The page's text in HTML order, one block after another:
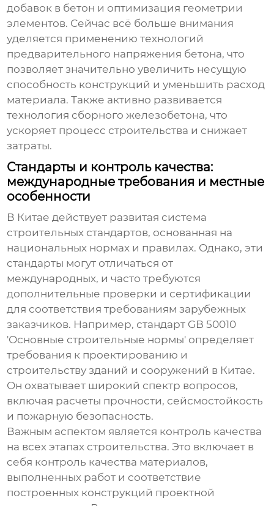
добавок в бетон и оптимизация геометрии
элементов. Сейчас всё больше внимания
уделяется применению технологий
предварительного напряжения бетона, что
позволяет значительно увеличить несущую
способность конструкций и уменьшить расход
материала. Также активно развивается
технология сборного железобетона, что
ускоряет процесс строительства и снижает
затраты.
Стандарты и контроль качества:
международные требования и местные
особенности
В Китае действует развитая система
строительных стандартов, основанная на
национальных нормах и правилах. Однако, эти
стандарты могут отличаться от
международных, и часто требуются
дополнительные проверки и сертификации
для соответствия требованиям зарубежных
заказчиков. Например, стандарт GB 50010
'Основные строительные нормы' определяет
требования к проектированию и
строительству зданий и сооружений в Китае.
Он охватывает широкий спектр вопросов,
включая расчеты прочности, сейсмостойкость
и пожарную безопасность.
Важным аспектом является контроль качества
на всех этапах строительства. Это включает в
себя контроль качества материалов,
выполненных работ и соответствие
построенных конструкций проектной